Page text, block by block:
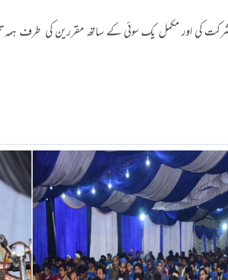
نے شرکت کی اور مکمل یک سوئی کے ساتھ مقررین کی طرف